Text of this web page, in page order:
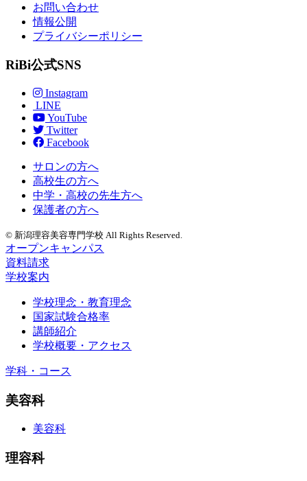
お問い合わせ
情報公開
プライバシーポリシー
RiBi公式SNS
Instagram
LINE
YouTube
Twitter
Facebook
サロンの方へ
高校生の方へ
中学・高校の先生方へ
保護者の方へ
© 新潟理容美容専門学校 All Rights Reserved.
オープンキャンパス
資料請求
学校案内
学校理念・教育理念
国家試験合格率
講師紹介
学校概要・アクセス
学科・コース
美容科
美容科
理容科